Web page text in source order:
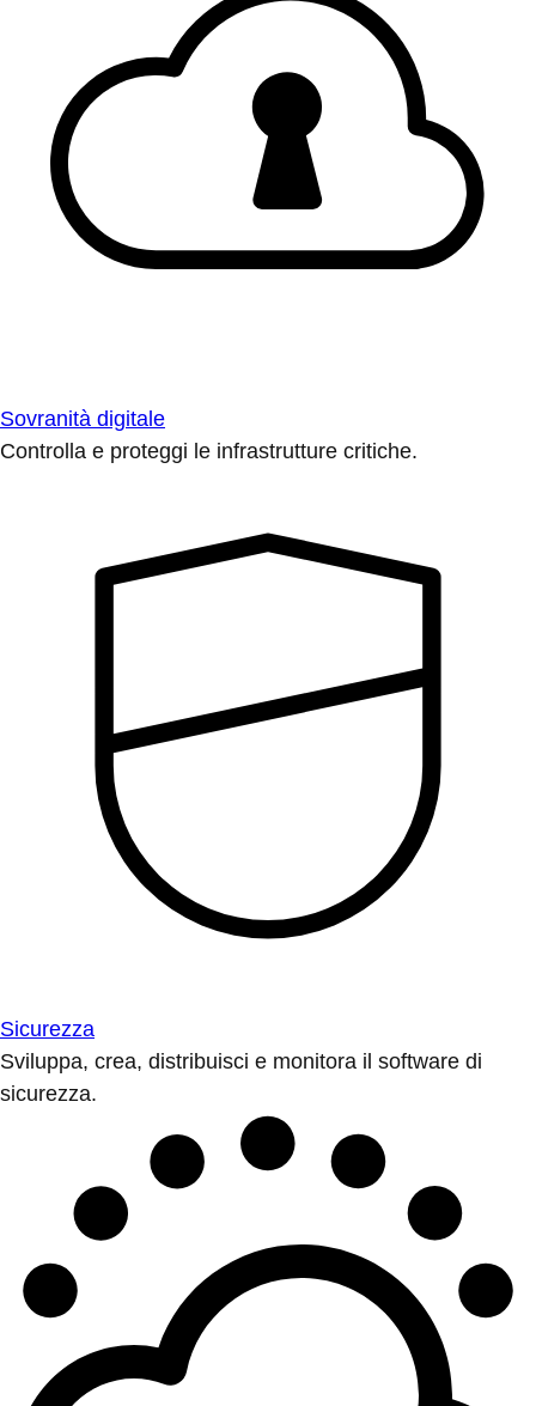
Sovranità digitale
Controlla e proteggi le infrastrutture critiche.
Sicurezza
Sviluppa, crea, distribuisci e monitora il software di
sicurezza.